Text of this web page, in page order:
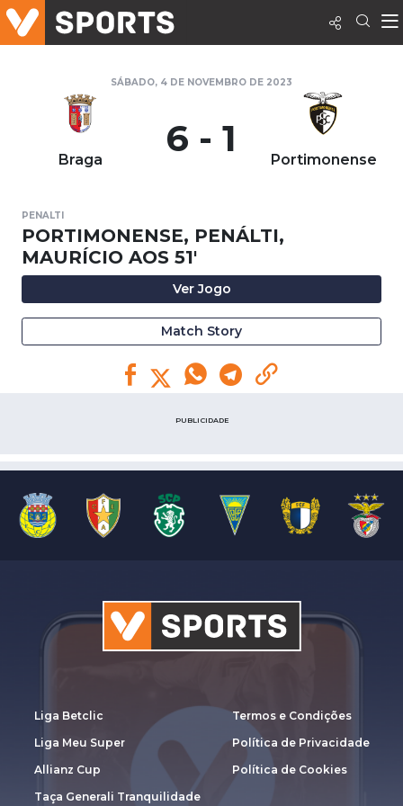
SÁBADO, 4 DE NOVEMBRO DE 2023
Braga 6 - 1 Portimonense
PENALTI
PORTIMONENSE, PENÁLTI,
MAURÍCIO AOS 51'
Ver Jogo
Match Story
PUBLICIDADE
Liga Betclic
Liga Meu Super
Allianz Cup
Taça Generali Tranquilidade
Termos e Condições
Política de Privacidade
Política de Cookies